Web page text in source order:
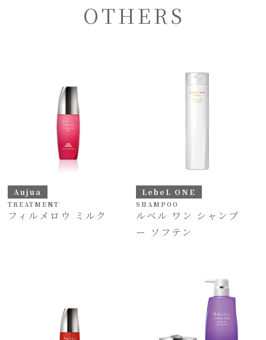
OTHERS
Aujua
TREATMENT
フィルメロウ ミルク
LebeL ONE
SHAMPOO
ルベル ワン シャンプ
ー ソフテン